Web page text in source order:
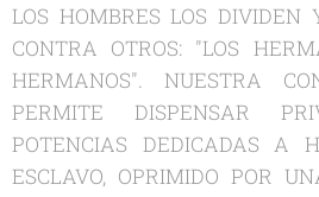
LOS HOMBRES LOS DIVIDEN
CONTRA OTROS: "LOS
HERMANOS". NUESTRA
PERMITE DISPENSAR
POTENCIAS DEDICADAS A
ESCLAVO, OPRIMIDO POR